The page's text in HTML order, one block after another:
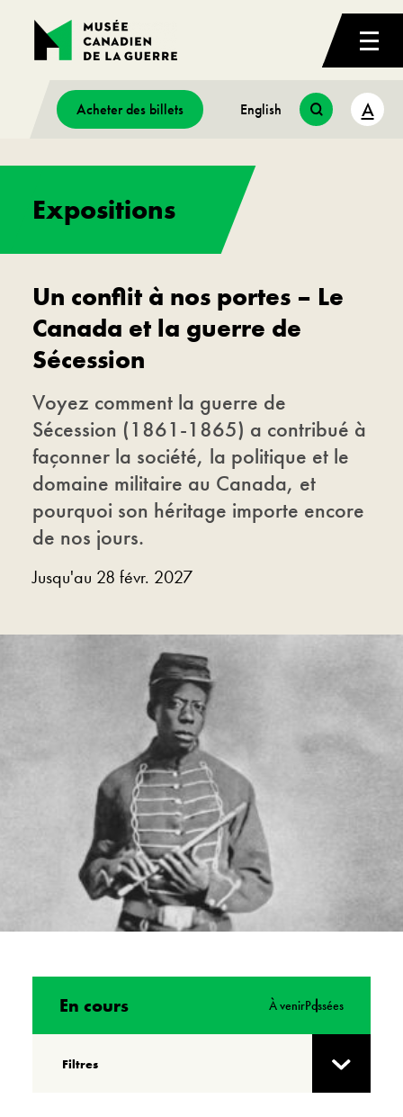
Acheter des billets English A
Expositions
Un conflit à nos portes – Le
Canada et la guerre de
Sécession
Voyez comment la guerre de
Sécession (1861-1865) a contribué à
façonner la société, la politique et le
domaine militaire au Canada, et
pourquoi son héritage importe encore
de nos jours.
Jusqu'au 28 févr. 2027
En cours À venirPassées
Filtres